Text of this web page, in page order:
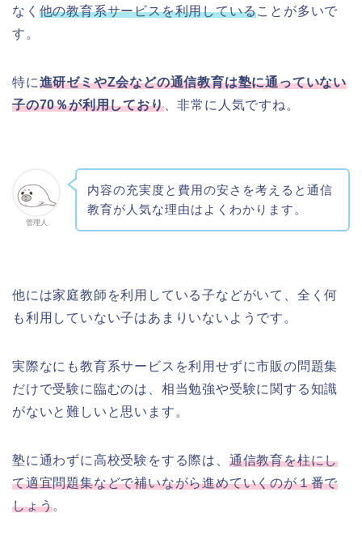
なく 他の教育系サービスを利用していることが多いで
す。
特に進研ゼミやZ会などの通信教育は塾に通っていない
子の70％が利用しており、非常に人気ですね。
管理人
内容の充実度と費用の安さを考えると通信
教育が人気な理由はよくわかります。
他には家庭教師を利用している子などがいて、全く何
も利用していない子はあまりいないようです。
実際なにも教育系サービスを利用せずに市販の問題集
だけで受験に臨むのは、相当勉強や受験に関する知識
がないと難しいと思います。
塾に通わずに高校受験をする際は、 通信教育を柱にし
て適宜問題集などで補いながら進めていくのが１番で
しょう。